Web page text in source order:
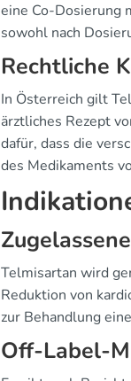
eine Co-Dosierung
sowohl nach
Rechtliche
In Österreich gilt
ärztliches Rezept
dafür, dass die
des Medikaments
Telmisartan wird
Reduktion von
zur Behandlung
Off-Label-